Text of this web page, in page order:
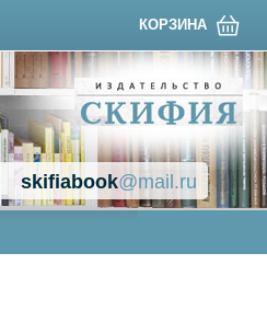
КОРЗИНА
skifiabook@mail.ru